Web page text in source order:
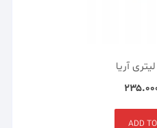
ADD